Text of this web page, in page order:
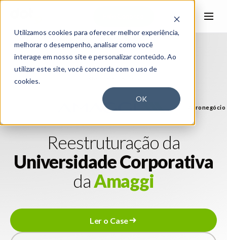
Utilizamos cookies para oferecer melhor experiência,
melhorar o desempenho, analisar como você
interage em nosso site e personalizar conteúdo. Ao
utilizar este site, você concorda com o uso de
cookies.
OK
Agronegócio
Reestruturação da
UniversidadeCorporativa
daAmaggi
L er o Case
LeroCase